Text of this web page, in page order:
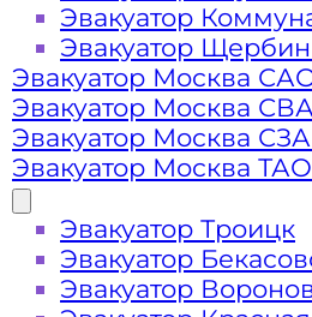
Эвакуатор
Эвакуатор
Эвакуатор Москва
Эвакуатор Москва
Эвакуатор Москва
Эвакуатор Москва ТАО
Эвакуатор Троицк
Эвакуатор
Эвакуатор